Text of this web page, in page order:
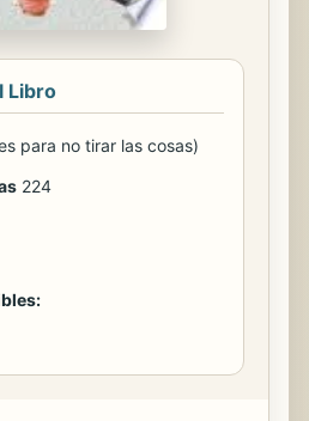
Libro
para no tirar las cosas)
224